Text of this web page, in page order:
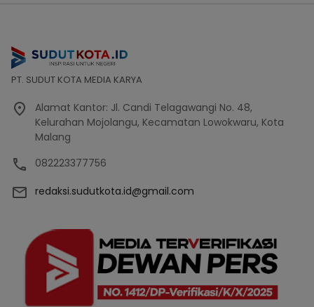
PT. SUDUT KOTA MEDIA KARYA
Alamat Kantor: Jl. Candi Telagawangi No. 48,
Kelurahan Mojolangu, Kecamatan Lowokwaru, Kota
Malang
082223377756
redaksi.sudutkota.id@gmail.com